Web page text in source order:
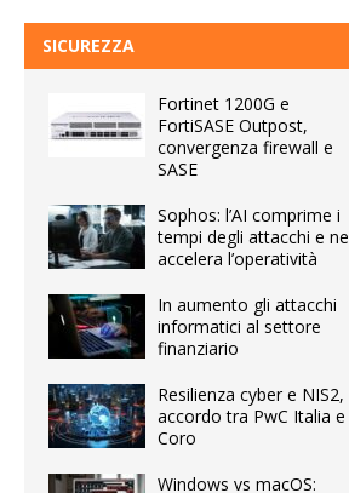
SICUREZZA
Fortinet 1200G e
FortiSASE Outpost,
convergenza firewall e
SASE
Sophos: l’AI comprime i
tempi degli attacchi e ne
accelera l’operatività
In aumento gli attacchi
informatici al settore
finanziario
Resilienza cyber e NIS2,
accordo tra PwC Italia e
Coro
Windows vs macOS: